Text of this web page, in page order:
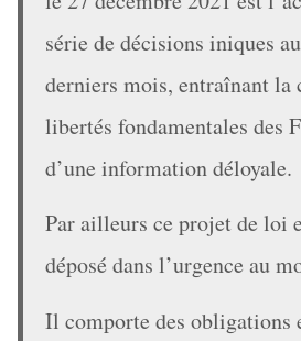
série de décisions iniques
derniers mois, entraînant la
libertés fondamentales des
d’une information déloyale.
Par ailleurs ce projet de loi
déposé dans l’urgence au
Il comporte des obligations